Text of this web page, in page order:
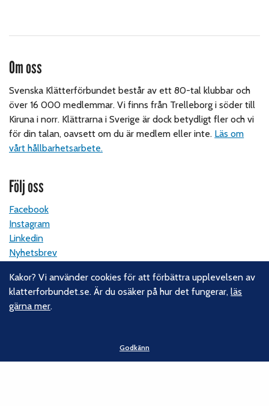
Om oss
Svenska Klätterförbundet består av ett 80-tal klubbar och
över 16 000 medlemmar. Vi finns från Trelleborg i söder till
Kiruna i norr. Klättrarna i Sverige är dock betydligt fler och vi
för din talan, oavsett om du är medlem eller inte. Läs om
vårt hållbarhetsarbete.
Följ oss
Facebook
Instagram
Linkedin
Nyhetsbrev
Kontakt
Svenska Klätterförbundet
Kakor? Vi använder cookies för att förbättra upplevelsen av
klatterforbundet.se. Är du osäker på hur det fungerar,läs
gärna mer.
Godkänn